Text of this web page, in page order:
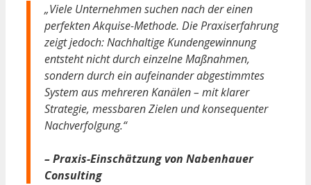
„Viele Unternehmen suchen nach der einen
perfekten Akquise-Methode. Die Praxiserfahrung
zeigt jedoch: Nachhaltige Kundengewinnung
entsteht nicht durch einzelne Maßnahmen,
sondern durch ein aufeinander abgestimmtes
System aus mehreren Kanälen – mit klarer
Strategie, messbaren Zielen und konsequenter
Nachverfolgung.“
– Praxis-Einschätzung von Nabenhauer
Consulting